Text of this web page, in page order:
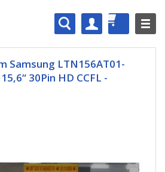
Samsung LTN156AT01-
30Pin HD CCFL -